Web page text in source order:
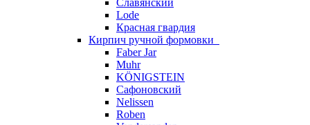
Славянский
Lode
Красная гвардия
Кирпич ручной формовки
Faber Jar
Muhr
KÖNIGSTEIN
Сафоновский
Nelissen
Roben